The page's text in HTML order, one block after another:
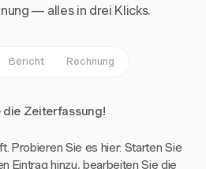
— alles in drei Klicks.
Bericht Rechnung
Zeiterfassung!
Probieren Sie es hier: Starten Sie
Eintrag hinzu, bearbeiten Sie die